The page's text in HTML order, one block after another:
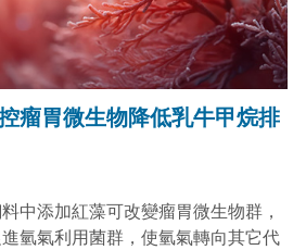
瘤胃微生物降低乳牛甲烷排
中添加紅藻可改變瘤胃微生物群，
氫氣利用菌群，使氫氣轉向其它代